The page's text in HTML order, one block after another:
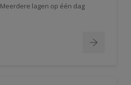
Meerdere lagen op één dag